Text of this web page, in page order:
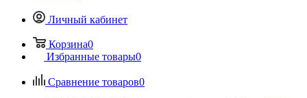
Личный кабинет
Корзина0
Избранные товары0
Сравнение товаров0